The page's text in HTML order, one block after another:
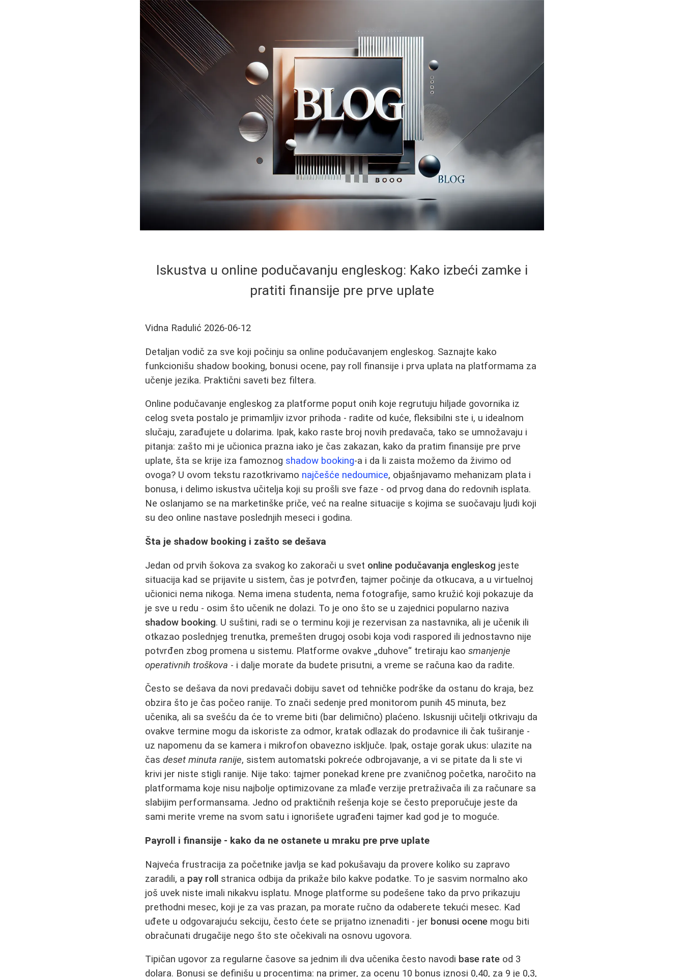
Iskustva u online podučavanju engleskog: Kako izbeći zamke i
pratiti finansije pre prve uplate
Vidna Radulić 2026-06-12
Detaljan vodič za sve koji počinju sa online podučavanjem engleskog. Saznajte kako
funkcionišu shadow booking, bonusi ocene, pay roll finansije i prva uplata na platformama za
učenje jezika. Praktični saveti bez filtera.
Online podučavanje engleskog za platforme poput onih koje regrutuju hiljade govornika iz
celog sveta postalo je primamljiv izvor prihoda - radite od kuće, fleksibilni ste i, u idealnom
slučaju, zarađujete u dolarima. Ipak, kako raste broj novih predavača, tako se umnožavaju i
pitanja: zašto mi je učionica prazna iako je čas zakazan, kako da pratim finansije pre prve
uplate, šta se krije iza famoznog shadow booking-a i da li zaista možemo da živimo od
ovoga? U ovom tekstu razotkrivamo najčešće nedoumice, objašnjavamo mehanizam plata i
bonusa, i delimo iskustva učitelja koji su prošli sve faze - od prvog dana do redovnih isplata.
Ne oslanjamo se na marketinške priče, već na realne situacije s kojima se suočavaju ljudi koji
su deo online nastave poslednjih meseci i godina.
Šta je shadow booking i zašto se dešava
Jedan od prvih šokova za svakog ko zakorači u svet online podučavanja engleskog jeste
situacija kad se prijavite u sistem, čas je potvrđen, tajmer počinje da otkucava, a u virtuelnoj
učionici nema nikoga. Nema imena studenta, nema fotografije, samo kružić koji pokazuje da
je sve u redu - osim što učenik ne dolazi. To je ono što se u zajednici popularno naziva
shadow booking. U suštini, radi se o terminu koji je rezervisan za nastavnika, ali je učenik ili
otkazao poslednjeg trenutka, premešten drugoj osobi koja vodi raspored ili jednostavno nije
potvrđen zbog promena u sistemu. Platforme ovakve „duhove“ tretiraju kaosmanjenje
operativnih troškova - i dalje morate da budete prisutni, a vreme se računa kao da radite.
Često se dešava da novi predavači dobiju savet od tehničke podrške da ostanu do kraja, bez
obzira što je čas počeo ranije. To znači sedenje pred monitorom punih 45 minuta, bez
učenika, ali sa svešću da će to vreme biti (bar delimično) plaćeno. Iskusniji učitelji otkrivaju da
ovakve termine mogu da iskoriste za odmor, kratak odlazak do prodavnice ili čak tuširanje -
uz napomenu da se kamera i mikrofon obavezno isključe. Ipak, ostaje gorak ukus: ulazite na
časdeset minuta ranije, sistem automatski pokreće odbrojavanje, a vi se pitate da li ste vi
krivi jer niste stigli ranije. Nije tako: tajmer ponekad krene pre zvaničnog početka, naročito na
platformama koje nisu najbolje optimizovane za mlađe verzije pretraživača ili za računare sa
slabijim performansama. Jedno od praktičnih rešenja koje se često preporučuje jeste da
sami merite vreme na svom satu i ignorišete ugrađeni tajmer kad god je to moguće.
Payroll i finansije - kako da ne ostanete u mraku pre prve uplate
Najveća frustracija za početnike javlja se kad pokušavaju da provere koliko su zapravo
zaradili, a pay roll stranica odbija da prikaže bilo kakve podatke. To je sasvim normalno ako
još uvek niste imali nikakvu isplatu. Mnoge platforme su podešene tako da prvo prikazuju
prethodni mesec, koji je za vas prazan, pa morate ručno da odaberete tekući mesec. Kad
uđete u odgovarajuću sekciju, često ćete se prijatno iznenaditi - jer bonusi ocene mogu biti
obračunati drugačije nego što ste očekivali na osnovu ugovora.
Tipičan ugovor za regularne časove sa jednim ili dva učenika često navodi base rate od 3
dolara. Bonusi se definišu u procentima: na primer, za ocenu 10 bonus iznosi 0,40, za 9 je 0,3,